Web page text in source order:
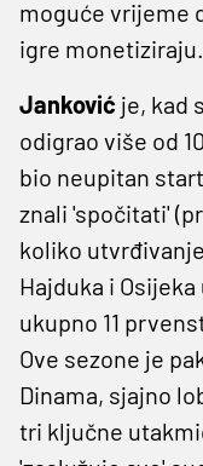
moguće vrijeme
igre monetiziraju.
Janković je, kad
odigrao više od
bio neupitan
znali 'spočitati'
koliko
Hajduka i
ukupno 11
Ove sezone je
Dinama, sjajno
tri ključne